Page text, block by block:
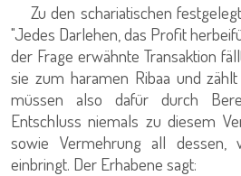
Zu den schariatischen
"Jedes Darlehen, das Profit
der Frage erwähnte Transaktion
sie zum haramen Ribaa und
müssen also dafür durch
Entschluss niemals zu diesem
sowie Vermehrung all dessen,
einbringt. Der Erhabene sagt: